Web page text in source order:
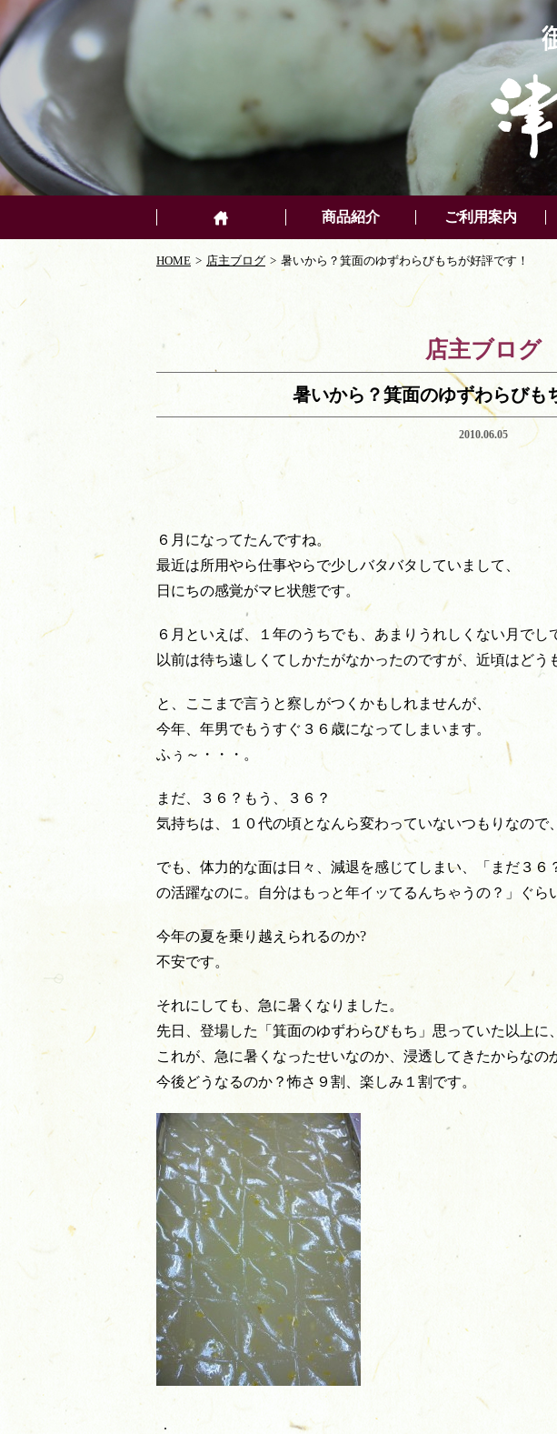
商品紹介 ご利用案内
HOME 店主ブログ 暑いから？箕面のゆずわらびもちが好評です！
店主ブログ
暑いから？箕面のゆずわらびも
2010.06.05
６月になってたんですね。
最近は所用やら仕事やらで少しバタバタしていまして、
日にちの感覚がマヒ状態です。
６月といえば、１年のうちでも、あまりうれしくない月でし
以前は待ち遠しくてしかたがなかったのですが、近頃はどう
と、ここまで言うと察しがつくかもしれませんが、
今年、年男でもうすぐ３６歳になってしまいます。
ふぅ～・・・。
まだ、３６？もう、３６？
気持ちは、１０代の頃となんら変わっていないつもりなので
でも、体力的な面は日々、減退を感じてしまい、「まだ３
の活躍なのに。自分はもっと年イッてるんちゃうの？」ぐら
今年の夏を乗り越えられるのか?
不安です。
それにしても、急に暑くなりました。
先日、登場した「箕面のゆずわらびもち」思っていた以上に
これが、急に暑くなったせいなのか、浸透してきたからなの
今後どうなるのか？怖さ９割、楽しみ１割です。
.